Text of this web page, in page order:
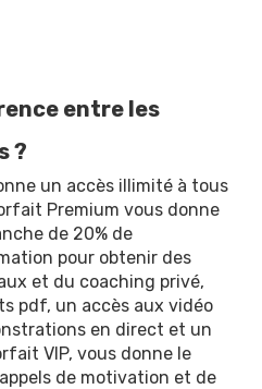
entre les
?
un accès illimité à tous
Premium vous donne
de 20% de
pour obtenir des
et du coaching privé,
pdf, un accès aux vidéo
en direct et un
VIP, vous donne le
de motivation et de